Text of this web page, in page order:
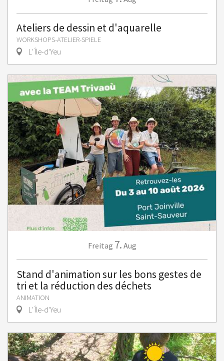
Ateliers de dessin et d'aquarelle
WORKSHOPS-ATELIER-SPIELE
L' Île-d'Yeu
Freitag 7. Aug
Stand d'animation sur les bons gestes de
tri et la réduction des déchets
ANIMATION
L' Île-d'Yeu